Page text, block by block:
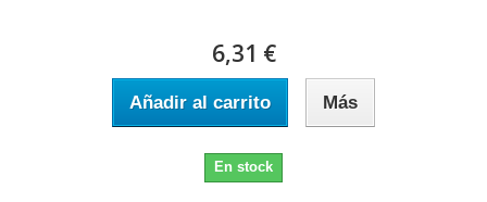
6,31 €
Añadir al carrito Más
En stock